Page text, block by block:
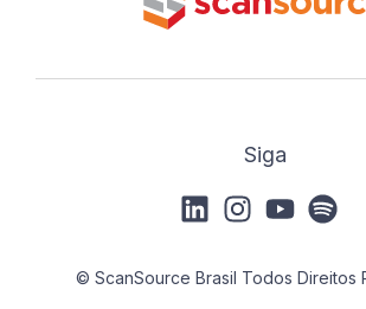
Siga
© ScanSource Brasil Todos Direitos